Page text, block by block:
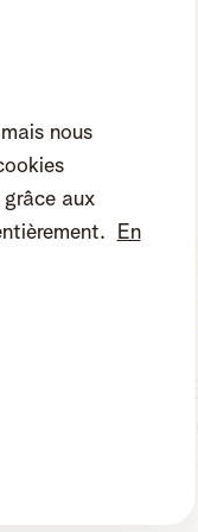
nous
aux
En